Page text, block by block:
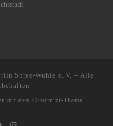
Spree-Wuhle e. V. – Alle
mit dem Customizr-Theme